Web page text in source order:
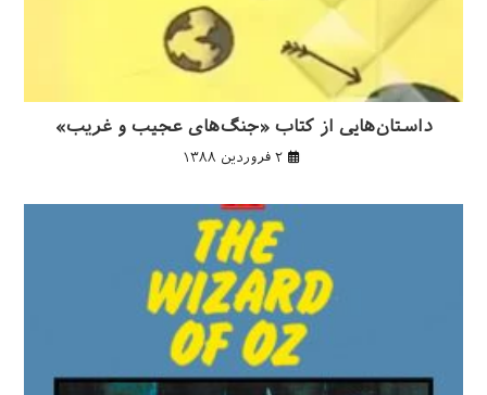
داستان‌هایی از کتاب «جنگ‌های عجیب و غریب»
۲ فروردین ۱۳۸۸